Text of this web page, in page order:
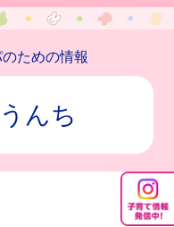
ための情報
んち